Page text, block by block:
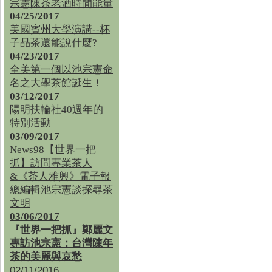
宗憲陳茶老酒時間能量
04/25/2017
美國賓州大學演講--杯
子品茶還能說什麼?
04/23/2017
全美第一個以池宗憲命
名之大學茶館誕生！
03/12/2017
陽明扶輪社40週年的
特別活動
03/09/2017
News98【世界一把
抓】訪問專業茶人
&《茶人雅興》電子報
總編輯池宗憲談探尋茶
文明
03/06/2017
『世界一把抓』鄭麗文
專訪池宗憲：台灣陳年
茶的美麗與哀愁